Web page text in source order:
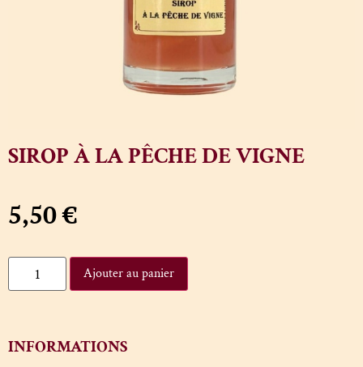
SIROP À LA PÊCHE DE VIGNE
5,50€
Ajouter au panier
INFORMATIONS